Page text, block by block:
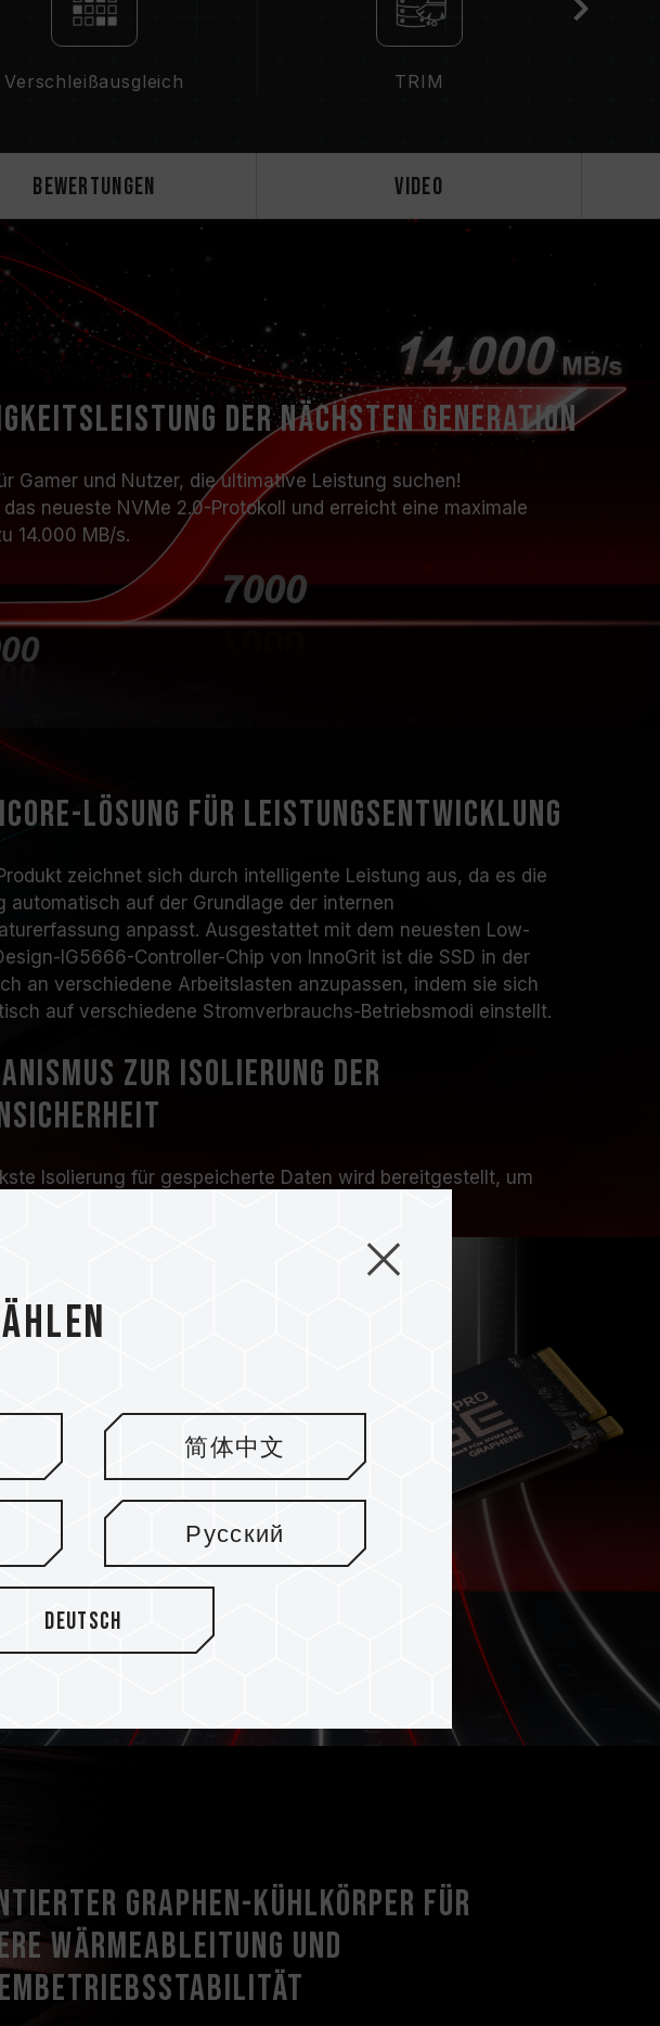
Verschleißausgleich TRIM
Bewertungen Video
der nächsten Generation
Gamer und Nutzer, die ultimative Leistung suchen!
neueste NVMe 2.0-Protokoll und erreicht eine maximale
14.000 MB/s.
Lösung für Leistungsentwicklung
zeichnet sich durch intelligente Leistung aus, da es die
automatisch auf der Grundlage der internen
anpasst. Ausgestattet mit dem neuesten Low-
IG5666-Controller-Chip von InnoGrit ist die SSD in der
an verschiedene Arbeitslasten anzupassen, indem sie sich
auf verschiedene Stromverbrauchs-Betriebsmodi einstellt.
zur Isolierung der
Isolierung für gespeicherte Daten wird bereitgestellt, um
ist mit der verbesserten Sicherheitsisolierungsfunktion des
ausgestattet, um einen vollständigeren Datenspeicherprozess
Graphen-Kühlkörper für
Wärmeableitung und
简体中文
Русский
Deutsch